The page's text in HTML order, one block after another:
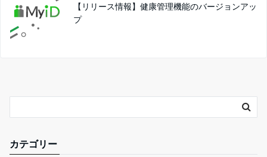
【リリース情報】健康管理機能のバージョンアッ
プ
カテゴリー